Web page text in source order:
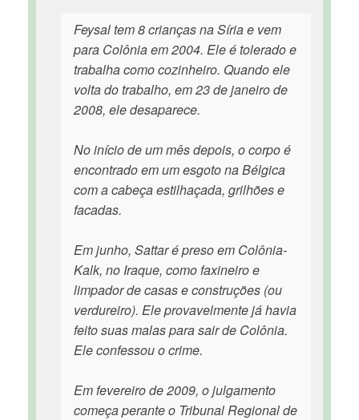
Feysal tem 8 crianças na Síria e vem
para Colônia em 2004. Ele é tolerado e
trabalha como cozinheiro. Quando ele
volta do trabalho, em 23 de janeiro de
2008, ele desaparece.
No início de um mês depois, o corpo é
encontrado em um esgoto na Bélgica
com a cabeça estilhaçada, grilhões e
facadas.
Em junho, Sattar é preso em Colônia-
Kalk, no Iraque, como faxineiro e
limpador de casas e construções (ou
verdureiro). Ele provavelmente já havia
feito suas malas para sair de Colônia.
Ele confessou o crime.
Em fevereiro de 2009, o julgamento
começa perante o Tribunal Regional de